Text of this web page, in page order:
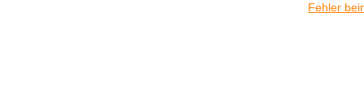
Fehler